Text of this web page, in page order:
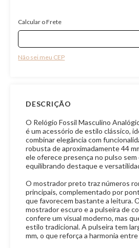
Calcular o Frete
Não sei meu CEP
DESCRIÇÃO
O Relógio Fossil Masculino
é um acessório de estilo clássico,
combinar elegância com
robusta de aproximadamente 44
ele oferece presença no pulso sem
equilibrando destaque e
O mostrador preto traz números
principais, complementado por
que favorecem bastante a leitura.
mostrador escuro e a pulseira de
confere um visual moderno, mas
estilo tradicional. A pulseira tem
mm, o que reforça a harmonia